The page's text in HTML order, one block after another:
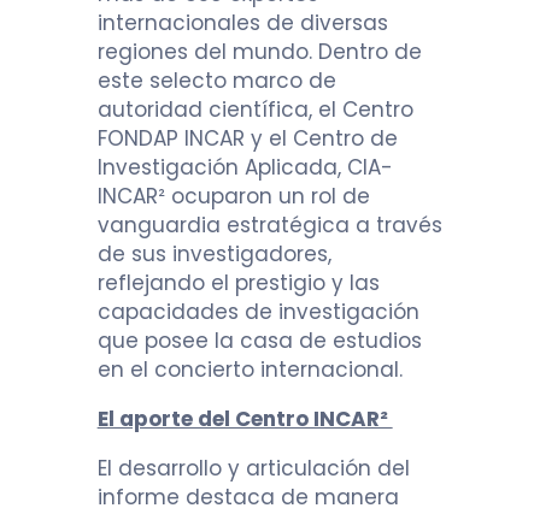
internacionales de diversas
regiones del mundo. Dentro de
este selecto marco de
autoridad científica, el Centro
FONDAP INCAR y el Centro de
Investigación Aplicada, CIA-
INCAR² ocuparon un rol de
vanguardia estratégica a través
de sus investigadores,
reflejando el prestigio y las
capacidades de investigación
que posee la casa de estudios
en el concierto internacional.
El aporte del Centro INCAR²
El desarrollo y articulación del
informe destaca de manera